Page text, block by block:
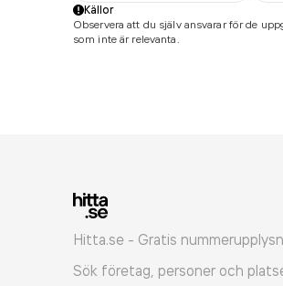
Källor
Observera att du själv ansvarar för de
som inte är relevanta.
Hitta.se - Gratis
Sök företag, personer och